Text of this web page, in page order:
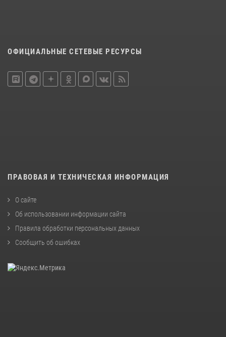
ОФИЦИАЛЬНЫЕ СЕТЕВЫЕ РЕСУРСЫ
ПРАВОВАЯ И ТЕХНИЧЕСКАЯ ИНФОРМАЦИЯ
О сайте
Об использовании информации сайта
Правила обработки персональных данных
Сообщить об ошибках